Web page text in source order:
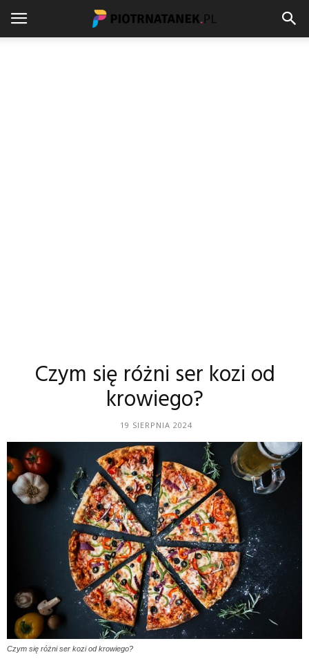
Czym się różni ser kozi od
krowiego?
19 SIERPNIA 2024
Czym się różni ser kozi od krowiego?